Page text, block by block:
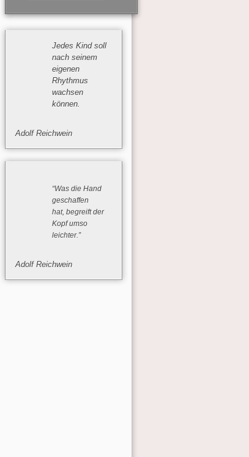
Jedes Kind soll
nach seinem
eigenen
Rhythmus
wachsen
können.
Adolf Reichwein
“Was die Hand
geschaffen
hat, begreift der
Kopf umso
leichter.”
Adolf Reichwein